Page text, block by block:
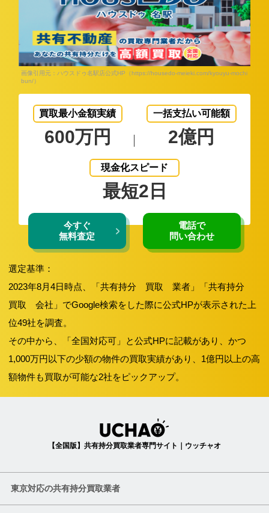
画像引用元：ハウスドゥ名駅店公式HP（https://housedo-meieki.com/kyouyu-mochi
bun/）
買取最小金額実績
600万円
一括支払い可能額
2億円
現金化スピード
最短2日
今すぐ
無料査定
電話で
問い合わせ
選定基準：
2023年8月4日時点、「共有持分 買取 業者」「共有持分
買取 会社」でGoogle検索をした際に公式HPが表示された上
位49社を調査。
その中から、「全国対応可」と公式HPに記載があり、かつ
1,000万円以下の少額の物件の買取実績があり、1億円以上の高
額物件も買取が可能な2社をピックアップ。
【全国版】共有持分買取業者専門サイト｜ウッチャオ
東京対応の共有持分買取業者